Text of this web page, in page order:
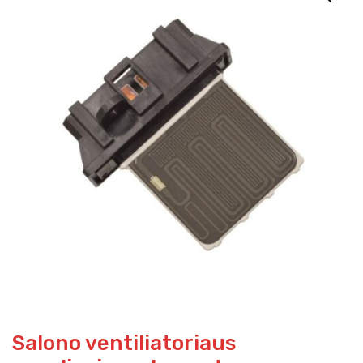
Salono ventiliatoriaus